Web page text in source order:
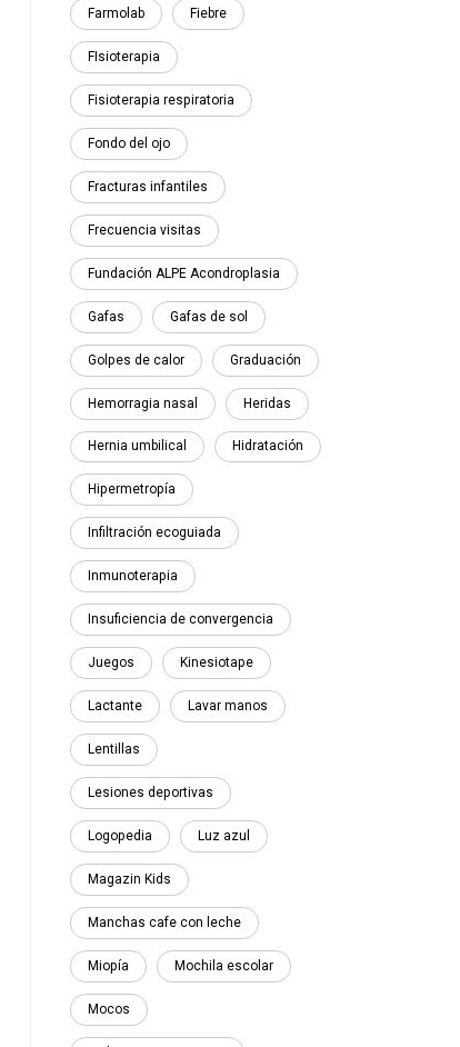
Farmolab Fiebre
FIsioterapia
Fisioterapia respiratoria
Fondo del ojo
Fracturas infantiles
Frecuencia visitas
Fundación ALPE Acondroplasia
Gafas Gafas de sol
Golpes de calor Graduación
Hemorragia nasal Heridas
Hernia umbilical Hidratación
Hipermetropía
Infiltración ecoguiada
Inmunoterapia
Insuficiencia de convergencia
Juegos Kinesiotape
Lactante Lavar manos
Lentillas
Lesiones deportivas
Logopedia Luz azul
Magazin Kids
Manchas cafe con leche
Miopía Mochila escolar
Mocos